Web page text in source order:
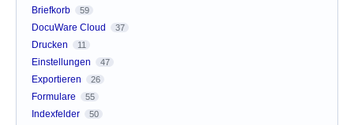
Briefkorb 59
DocuWare Cloud 37
Drucken 11
Einstellungen 47
Exportieren 26
Formulare 55
Indexfelder 50